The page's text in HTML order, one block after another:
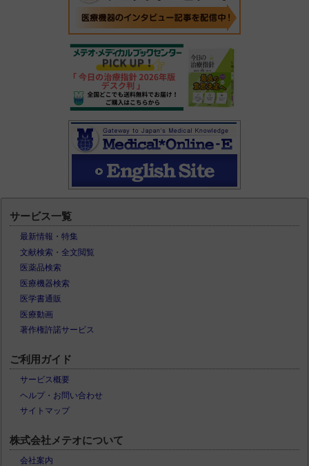
サービス一覧
最新情報・特集
文献検索・全文閲覧
医薬品検索
医療機器検索
医学書通販
医療動画
著作権許諾サービス
ご利用ガイド
サービス概要
ヘルプ・お問い合わせ
サイトマップ
株式会社メテオについて
会社案内